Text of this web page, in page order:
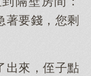
著要錢，您剩
出來，侄子點